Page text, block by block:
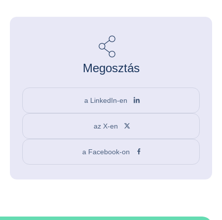
Megosztás
a LinkedIn-en
az X-en
a Facebook-on